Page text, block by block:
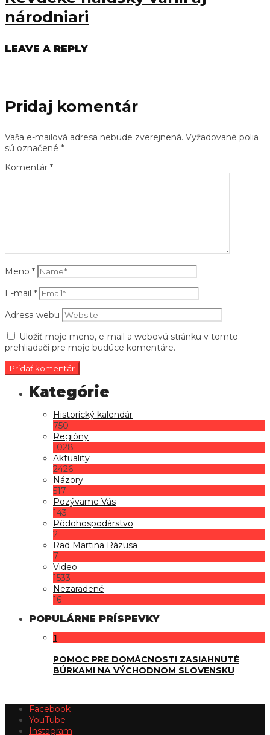
národniari
LEAVE A REPLY
Pridaj komentár
Vaša e-mailová adresa nebude zverejnená. Vyžadované polia
sú označené *
Komentár *
Meno *
E-mail *
Adresa webu
Uložiť moje meno, e-mail a webovú stránku v tomto
prehliadači pre moje budúce komentáre.
Historický kalendár
750
Regióny
1028
Aktuality
2426
Názory
517
Pozývame Vás
143
Pôdohospodárstvo
2
Rad Martina Rázusa
7
Video
1533
Nezaradené
16
POPULÁRNE PRÍSPEVKY
1
POMOC PRE DOMÁCNOSTI ZASIAHNUTÉ
BÚRKAMI NA VÝCHODNOM SLOVENSKU
Facebook
YouTube
Instagram